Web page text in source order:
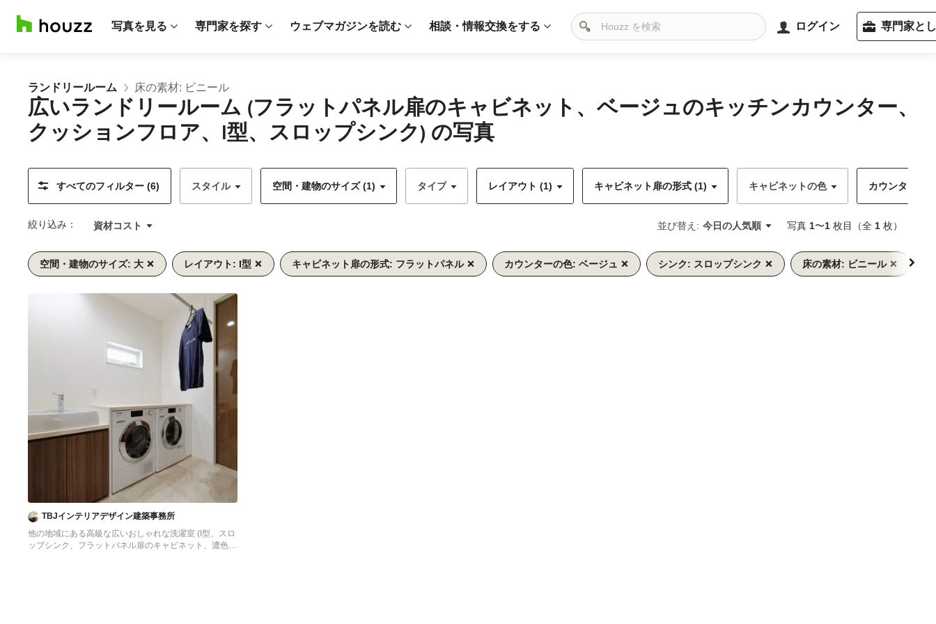
写真を見る 専門家を探す ウェブマガジンを読む 相談・情報交換をする ログイン 専門家と
ランドリールーム 床の素材: ビニール
広いランドリールーム (フラットパネル扉のキャビネット、ベージュのキッチンカウンター、
クッションフロア、I型、スロップシンク) の写真
すべてのフィルター (6) スタイル 空間・建物のサイズ (1) タイプ レイアウト (1) キャビネット扉の形式 (1) キャビネットの色 カウンターの
絞り込み： 資材コスト 並び替え: 今日の人気順 写真 1〜1 枚目（全 1 枚）
空間・建物のサイズ: 大 レイアウト: I型 キャビネット扉の形式: フラットパネル カウンターの色: ベージュ シンク: スロップシンク 床の素材: ビニール
TBJインテリアデザイン建築事務所
他の地域にある高級な広いおしゃれな洗濯室 (I型、スロ
ップシンク、フラットパネル扉のキャビネット、濃色木